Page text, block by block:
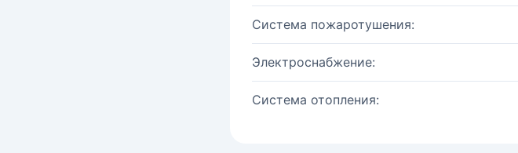
Система пожаротушения:
Электроснабжение:
Система отопления: